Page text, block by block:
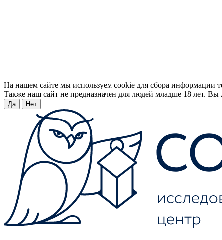
На нашем сайте мы используем cookie для сбора информации
Также наш сайт не предназначен для людей младше 18 лет. Вы
Да Нет